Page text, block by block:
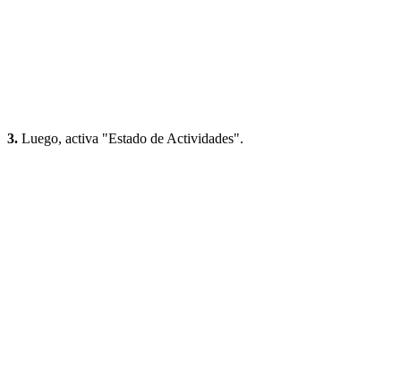
3. Luego, activa "Estado de Actividades".